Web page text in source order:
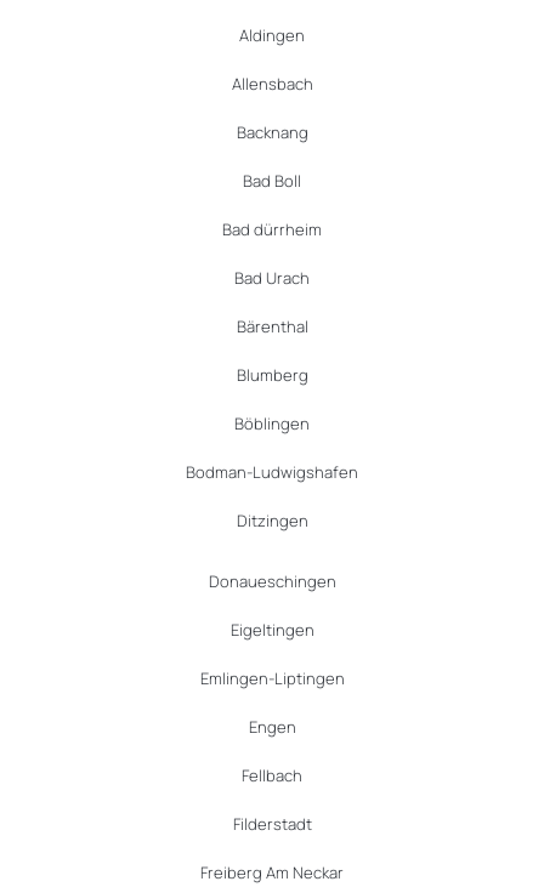
Aldingen
Allensbach
Backnang
Bad Boll
Bad dürrheim
Bad Urach
Bärenthal
Blumberg
Böblingen
Bodman-Ludwigshafen
Ditzingen
Donaueschingen
Eigeltingen
Emlingen-Liptingen
Engen
Fellbach
Filderstadt
Freiberg Am Neckar